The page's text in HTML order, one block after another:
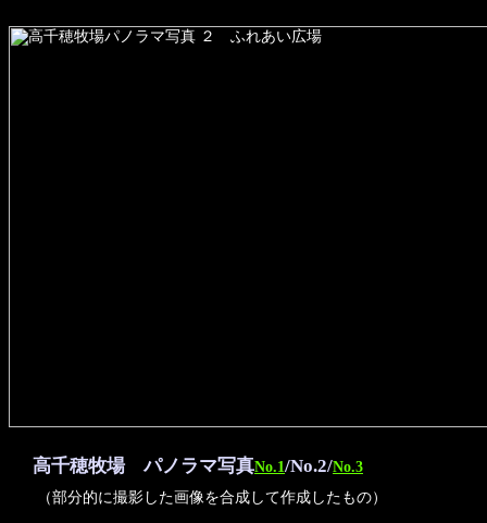
高千穂牧場 パノラマ写真No.1/No.2/No.3
（部分的に撮影した画像を合成して作成したもの）